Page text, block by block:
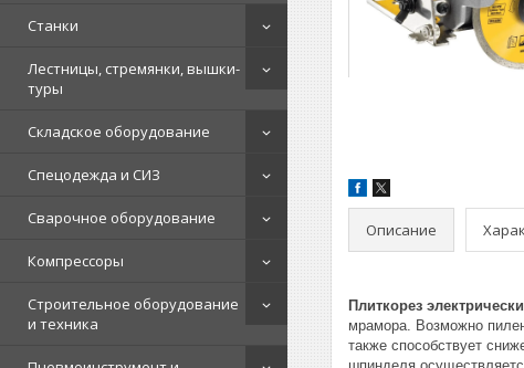
Станки
Лестницы, стремянки, вышки-
туры
Складское оборудование
Спецодежда и СИЗ
Сварочное оборудование
Компрессоры
Строительное оборудование
и техника
Описание
Плиткорез
мрамора. Возможно
также способствует